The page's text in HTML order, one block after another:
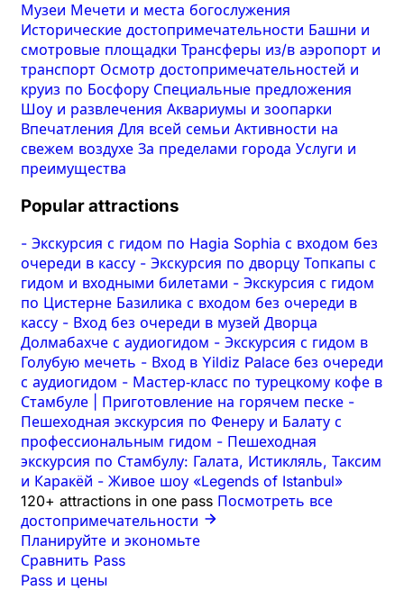
Музеи Мечети и места богослужения
Исторические достопримечательности Башни и
смотровые площадки Трансферы из/в аэропорт и
транспорт Осмотр достопримечательностей и
круиз по Босфору Специальные предложения
Шоу и развлечения Аквариумы и зоопарки
Впечатления Для всей семьи Активности на
свежем воздухе За пределами города Услуги и
преимущества
Popular attractions
- Экскурсия с гидом по Hagia Sophia с входом без
очереди в кассу - Экскурсия по дворцу Топкапы с
гидом и входными билетами - Экскурсия с гидом
по Цистерне Базилика с входом без очереди в
кассу - Вход без очереди в музей Дворца
Долмабахче с аудиогидом - Экскурсия с гидом в
Голубую мечеть - Вход в Yildiz Palace без очереди
с аудиогидом - Мастер‑класс по турецкому кофе в
Стамбуле | Приготовление на горячем песке -
Пешеходная экскурсия по Фенеру и Балату с
профессиональным гидом - Пешеходная
экскурсия по Стамбулу: Галата, Истикляль, Таксим
и Каракёй - Живое шоу «Legends of Istanbul»
120+ attractions in one pass Посмотреть все
достопримечательности
Планируйте и экономьте
Сравнить Pass
Pass и цены